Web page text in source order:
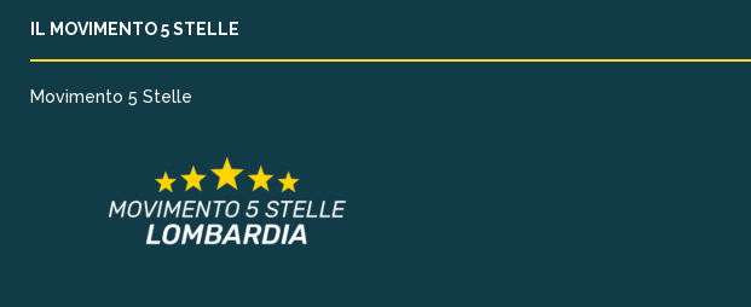
IL MOVIMENTO 5 STELLE
Movimento 5 Stelle